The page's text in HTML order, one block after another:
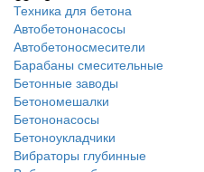
Техника для бетона
Автобетононасосы
Автобетоносмесители
Барабаны смесительные
Бетонные заводы
Бетономешалки
Бетононасосы
Бетоноукладчики
Вибраторы глубинные